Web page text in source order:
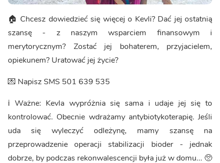
🏠 Chcesz dowiedzieć się więcej o Kevli? Dać jej ostatnią
szansę - z naszym wsparciem finansowym i
merytorycznym? Zostać jej bohaterem, przyjacielem,
opiekunem? Uratować jej życie?
💌 Napisz SMS 501 639 535
ℹ️ Ważne: Kevla wypróżnia się sama i udaje jej się to
kontrolować. Obecnie wdrażamy antybiotykoterapię. Jeśli
uda się wyleczyć odleżynę, mamy szansę na
przeprowadzenie operacji stabilizacji bioder - jednak
dobrze, by podczas rekonwalescencji była już w domu... 🥺